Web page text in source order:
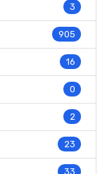
3
905
16
0
2
23
33